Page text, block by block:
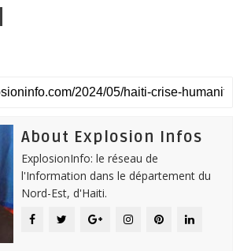
About Explosion Infos
ExplosionInfo: le réseau de
l'Information dans le département du
Nord-Est, d'Haiti.